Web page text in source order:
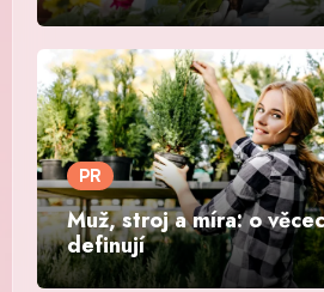
PR
Muž, stroj a míra: o
definují